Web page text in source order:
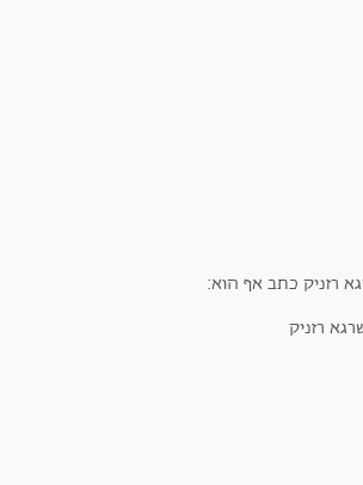
רזניק כתב אף הוא: